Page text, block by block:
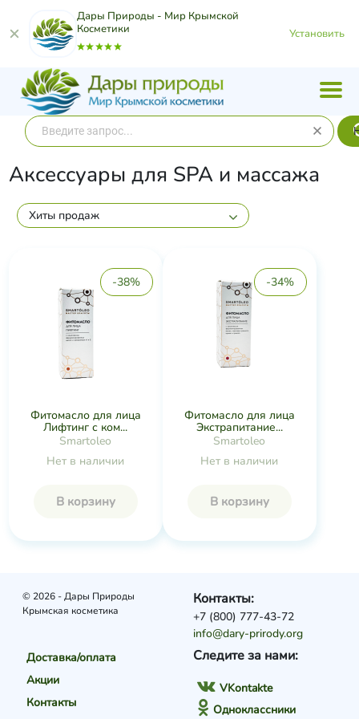
Дары Природы - Мир Крымской
Косметики
Установить
Аксессуары для SPA и массажа
Хиты продаж
-38%
Фитомасло для лица
Лифтинг с ком...
Smartoleo
Нет в наличии
В корзину
-34%
Фитомасло для лица
Экстрапитание...
Smartoleo
Нет в наличии
В корзину
© 2026 - Дары Природы
Крымская косметика
Доставка/оплата
Акции
Контакты
Следите за нами:
VKontakte
Одноклассники
Контакты:
+7 (800) 777-43-72
info@dary-prirody.org